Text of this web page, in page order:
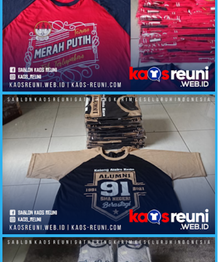
Kaos Reuni Teman Tak Terlupakan Merah Putih
Alumni Kaos Berastagi SMA Negeri Angkatan 91